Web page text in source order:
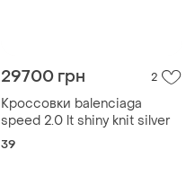
29700 грн 2
Кроссовки balenciaga
speed 2.0 lt shiny knit silver
39